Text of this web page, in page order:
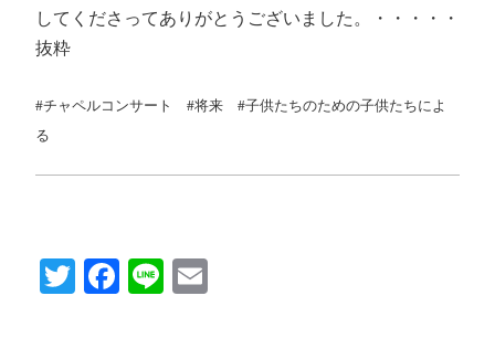
してくださってありがとうございました。・・・・・
抜粋
#チャペルコンサート #将来 #子供たちのための子供たちによ
る
T Fa Li